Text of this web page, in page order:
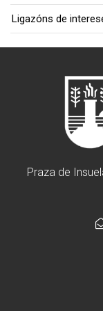
Ligazóns de
Praza de